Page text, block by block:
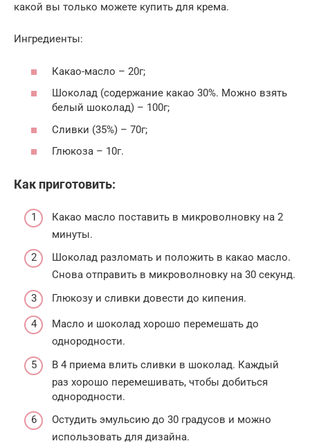
какой вы только можете купить для крема.
Ингредиенты:
Какао-масло – 20г;
Шоколад (содержание какао 30%. Можно взять
белый шоколад) – 100г;
Сливки (35%) – 70г;
Глюкоза – 10г.
Как приготовить:
Какао масло поставить в микроволновку на 2
минуты.
Шоколад разломать и положить в какао масло.
Снова отправить в микроволновку на 30 секунд.
Глюкозу и сливки довести до кипения.
Масло и шоколад хорошо перемешать до
однородности.
В 4 приема влить сливки в шоколад. Каждый
раз хорошо перемешивать, чтобы добиться
однородности.
Остудить эмульсию до 30 градусов и можно
использовать для дизайна.